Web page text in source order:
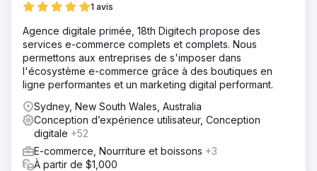
1 avis
Agence digitale primée, 18th Digitech propose des
services e-commerce complets et complets. Nous
permettons aux entreprises de s'imposer dans
l'écosystème e-commerce grâce à des boutiques en
ligne performantes et un marketing digital performant.
Sydney, New South Wales, Australia
Conception d’expérience utilisateur, Conception
digitale +52
E-commerce, Nourriture et boissons +3
À partir de $1,000